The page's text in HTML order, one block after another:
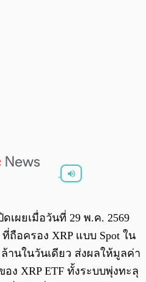
ดเผยเมื่อวันที่ 29 พ.ค. 2569
ถือครอง XRP แบบ Spot ใน
านในวันเดียว ส่งผลให้มูลค่า
ง XRP ETF ทั้งระบบพุ่งทะลุ